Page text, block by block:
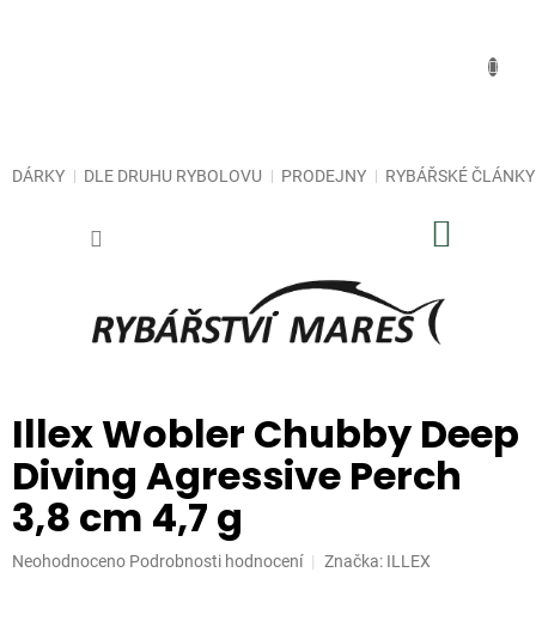
DÁRKY DLE DRUHU RYBOLOVU PRODEJNY RYBÁŘSKÉ ČLÁNKY
Illex Wobler Chubby Deep
Diving Agressive Perch
3,8 cm 4,7 g
Průměrné
Neohodnoceno Podrobnosti hodnocení Značka: ILLEX